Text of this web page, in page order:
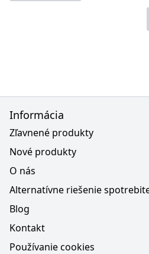
Informácia
Zľavnené produkty
Nové produkty
O nás
Alternatívne riešenie
Blog
Kontakt
Používanie cookies